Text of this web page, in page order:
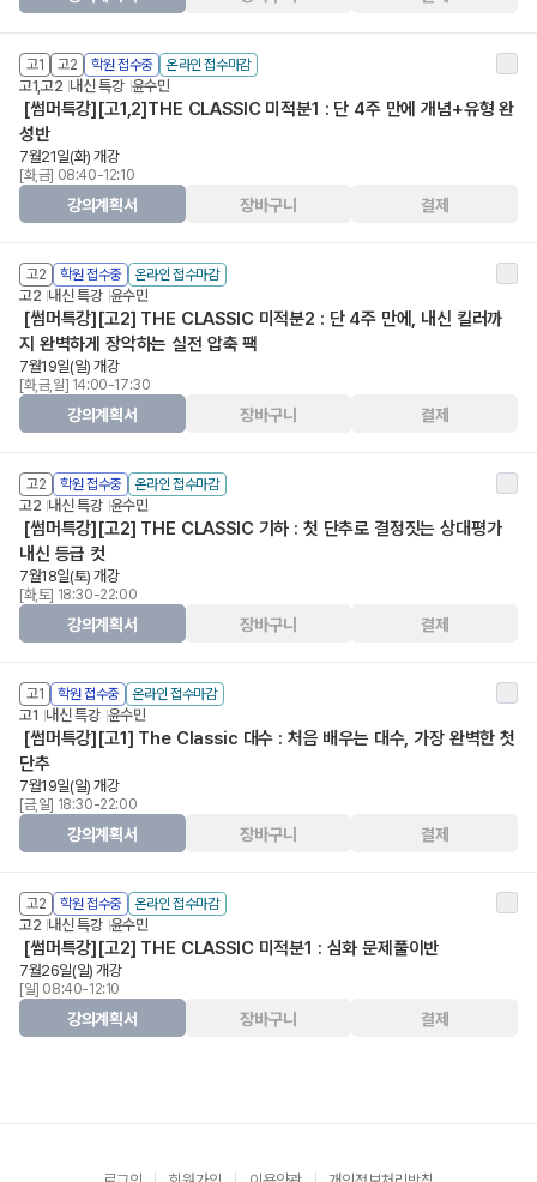
고1 고2 학원 접수중 온라인 접수마감
고1,고2 내신 특강 윤수민
[썸머특강][고1,2]THE CLASSIC 미적분1 : 단 4주 만에 개념+유형 완
성반
7월21일(화) 개강
[화,금] 08:40-12:10
강의계획서 장바구니 결제
고2 학원 접수중 온라인 접수마감
고2 내신 특강 윤수민
[썸머특강][고2] THE CLASSIC 미적분2 : 단 4주 만에, 내신 킬러까
지 완벽하게 장악하는 실전 압축 팩
7월19일(일) 개강
[화,금,일] 14:00-17:30
강의계획서 장바구니 결제
고2 학원 접수중 온라인 접수마감
고2 내신 특강 윤수민
[썸머특강][고2] THE CLASSIC 기하 : 첫 단추로 결정짓는 상대평가
내신 등급 컷
7월18일(토) 개강
[화,토] 18:30-22:00
강의계획서 장바구니 결제
고1 학원 접수중 온라인 접수마감
고1 내신 특강 윤수민
[썸머특강][고1] The Classic 대수 : 처음 배우는 대수, 가장 완벽한 첫
단추
7월19일(일) 개강
[금,일] 18:30-22:00
강의계획서 장바구니 결제
고2 학원 접수중 온라인 접수마감
고2 내신 특강 윤수민
[썸머특강][고2] THE CLASSIC 미적분1 : 심화 문제풀이반
7월26일(일) 개강
[일] 08:40-12:10
강의계획서 장바구니 결제